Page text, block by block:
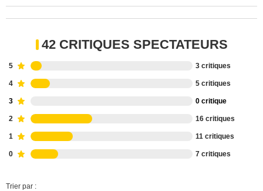
42 CRITIQUES SPECTATEURS
5 3 critiques
4 5 critiques
3 0 critique
2 16 critiques
1 11 critiques
0 7 critiques
Trier par :